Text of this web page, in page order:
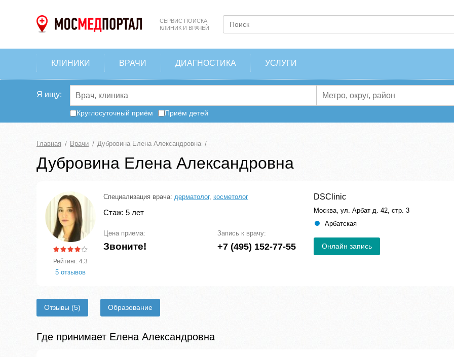
СЕРВИС ПОИСКА
КЛИНИК И ВРАЧЕЙ
КЛИНИКИ ВРАЧИ ДИАГНОСТИКА УСЛУГИ
Я ищу:
Круглосуточный приём Приём детей
Главная Врачи Дубровина Елена Александровна
Дубровина Елена Александровна
Рейтинг: 4.3
5 отзывов
Специализация врача: дерматолог, косметолог
Стаж: 5 лет
Цена приема:
Звоните!
Запись к врачу:
+7 (495) 152-77-55
DSClinic
Москва, ул. Арбат д. 42, стр. 3
Арбатская
Онлайн запись
Отзывы (5) Образование
Где принимает Елена Александровна